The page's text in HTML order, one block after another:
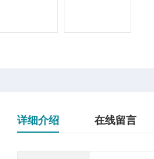
详细介绍 在线留言